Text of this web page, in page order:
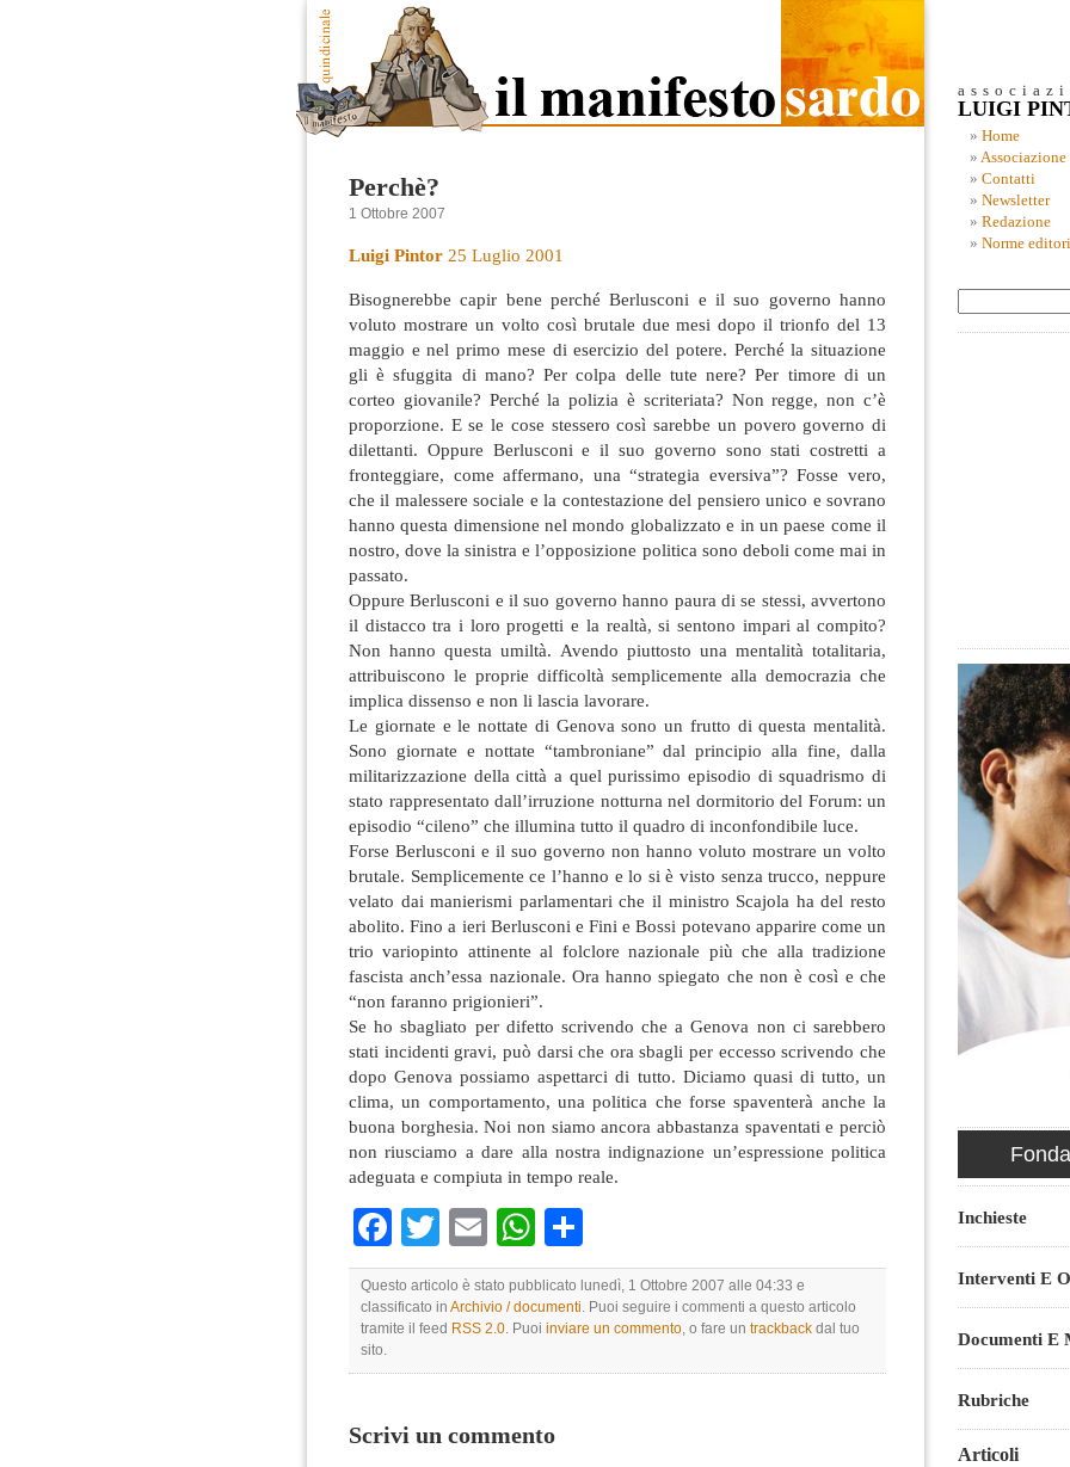
Perchè?
1 Ottobre 2007
Luigi Pintor 25 Luglio 2001
Bisognerebbe capir bene perché Berlusconi e il suo governo hanno
voluto mostrare un volto così brutale due mesi dopo il trionfo del 13
maggio e nel primo mese di esercizio del potere. Perché la situazione
gli è sfuggita di mano? Per colpa delle tute nere?Per timore di un
corteo giovanile? Perché la polizia è scriteriata? Non regge, non c’è
proporzione. E se le cose stessero così sarebbe un povero governo di
dilettanti. Oppure Berlusconi e il suo governo sono stati costretti a
fronteggiare, come affermano, una “strategia eversiva”? Fosse vero,
che il malessere sociale e la contestazione del pensiero unico e sovrano
hanno questa dimensione nel mondo globalizzato e in un paese come il
nostro, dove la sinistra e l’opposizione politica sono deboli come mai in
passato.
Oppure Berlusconi e il suo governo hanno paura di se stessi, avvertono
il distacco tra i loro progetti e la realtà, si sentono impari al compito?
Non hanno questa umiltà. Avendo piuttosto una mentalità totalitaria,
attribuiscono le proprie difficoltà semplicemente alla democrazia che
implica dissenso e non li lascia lavorare.
Le giornate e le nottate di Genova sono un frutto di questa mentalità.
Sono giornate e nottate “tambroniane” dal principio alla fine, dalla
militarizzazione della città a quel purissimo episodio di squadrismo di
stato rappresentato dall’irruzione notturna nel dormitorio del Forum: un
episodio “cileno” che illumina tutto il quadro di inconfondibile luce.
Forse Berlusconi e il suo governo non hanno voluto mostrare un volto
brutale. Semplicemente ce l’hanno e lo si è visto senza trucco, neppure
velato dai manierismi parlamentari che il ministro Scajola ha del resto
abolito. Fino a ieri Berlusconi e Fini e Bossi potevano apparire come un
trio variopinto attinente al folclore nazionale più che alla tradizione
fascista anch’essa nazionale. Ora hanno spiegato che non è così e che
“non faranno prigionieri”.
Se ho sbagliato per difetto scrivendo che a Genova non ci sarebbero
stati incidenti gravi, può darsi che ora sbagli per eccesso scrivendo che
dopo Genova possiamo aspettarci di tutto. Diciamo quasi di tutto, un
clima, un comportamento, una politica che forse spaventerà anche la
buona borghesia. Noi non siamo ancora abbastanza spaventati e perciò
non riusciamo a dare alla nostra indignazione un’espressione politica
adeguata e compiuta in tempo reale.
Facebook
TwitterEmailWhatsApp
Questo articolo è stato pubblicato lunedì, 1 Ottobre 2007 alle 04:33 e
classificato in Archivio / documenti. Puoi seguire i commenti a questo articolo
tramite il feed RSS 2.0. Puoi inviare un commento, o fare un trackback dal tuo
sito.
Scrivi un commento
LUIGI
Home
Associazione
Contatti
Newsletter
Redazione
Norme
Inchieste
Interventi E
Documenti E
Rubriche
Articoli